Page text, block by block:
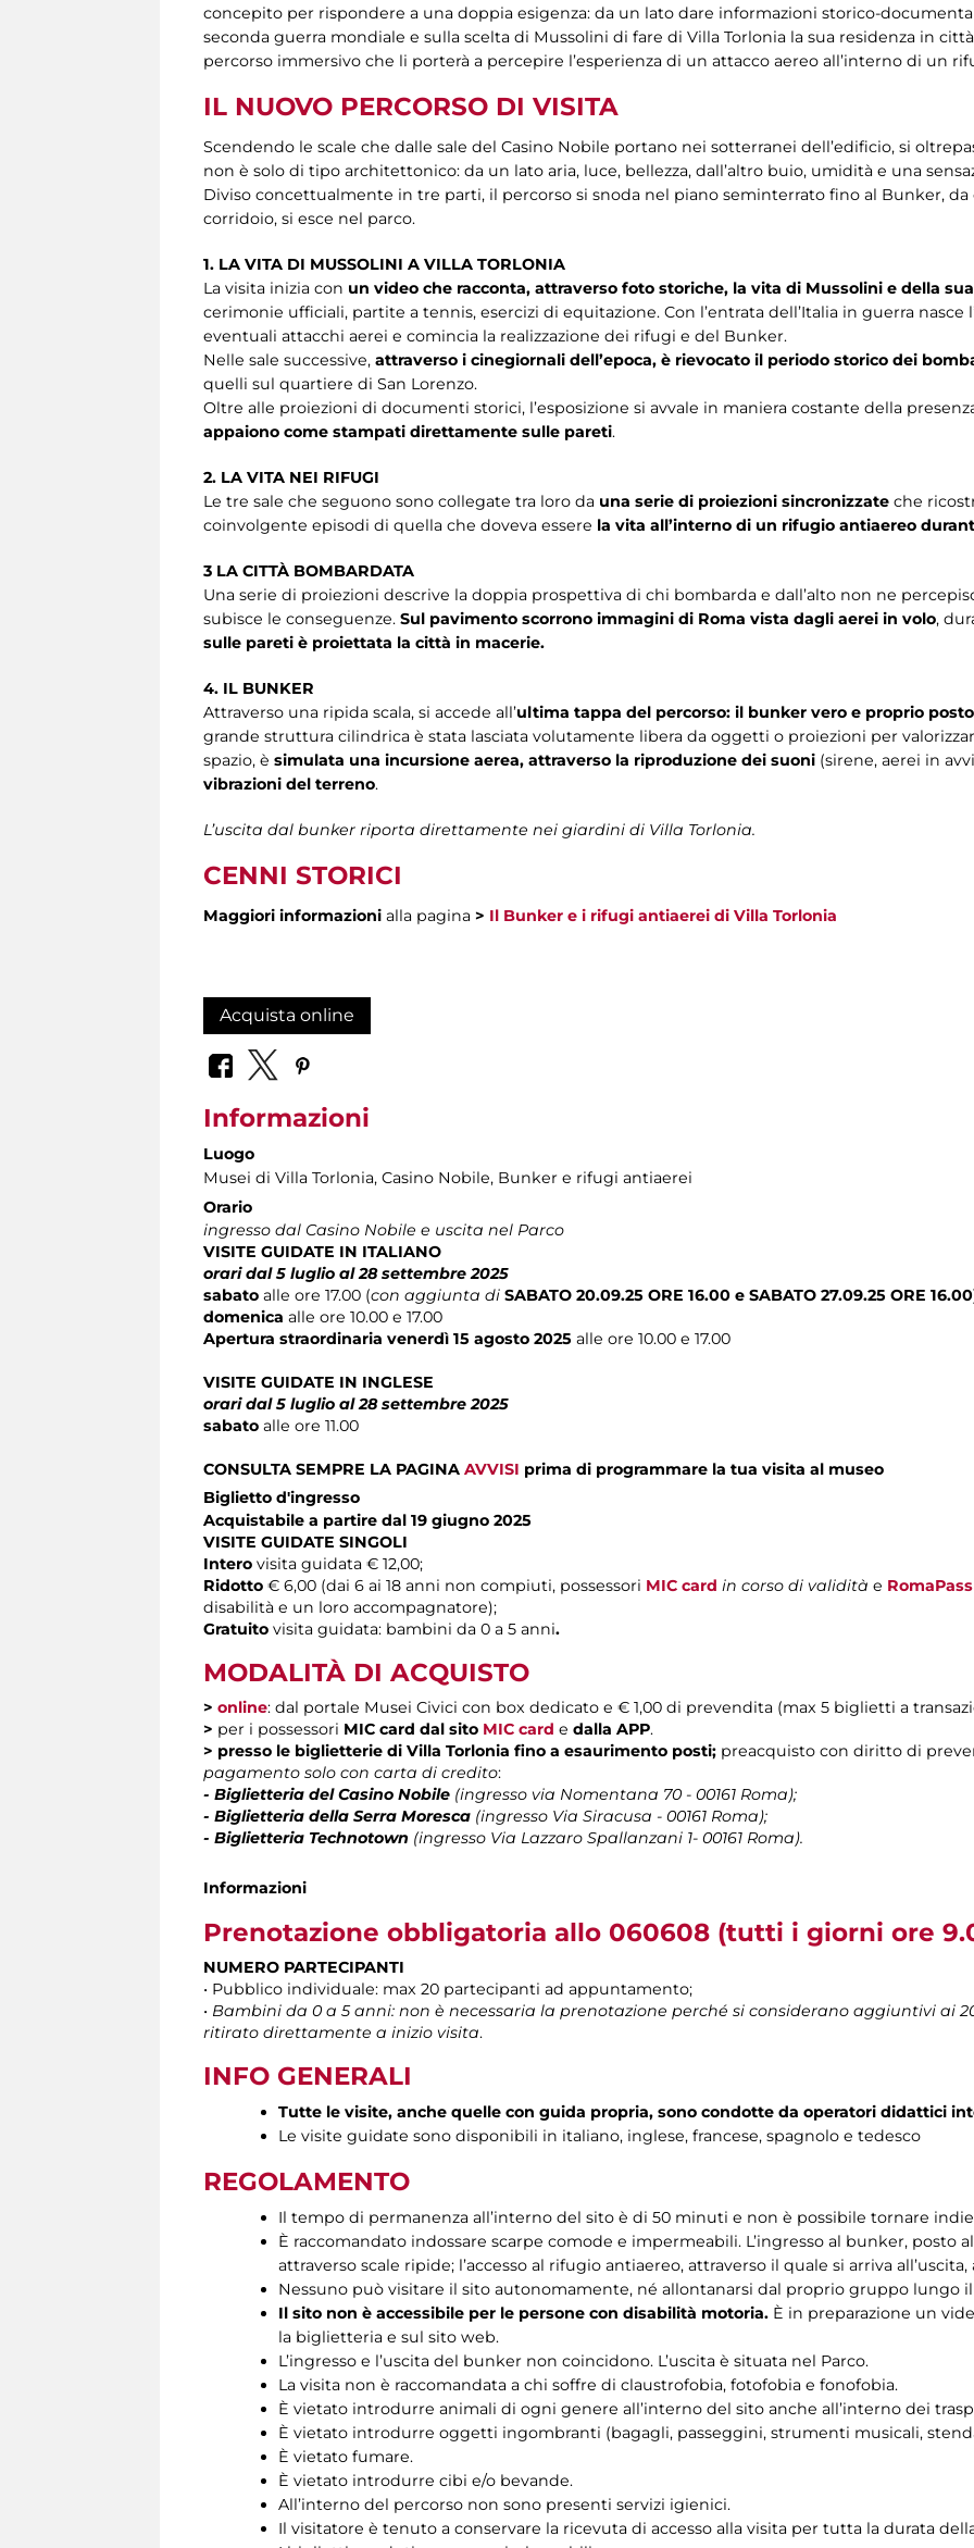
concepito per rispondere a una doppia esigenza: da un lato dare informazioni storico-
seconda guerra mondiale e sulla scelta di Mussolini di fare di Villa Torlonia la sua residenza in
percorso immersivo che li porterà a percepire l’esperienza di un attacco aereo all’interno di un
IL NUOVO PERCORSO DI VISITA
Scendendo le scale che dalle sale del Casino Nobile portano nei sotterranei dell’edificio, si
non è solo di tipo architettonico: da un lato aria, luce, bellezza, dall’altro buio, umidità e una
Diviso concettualmente in tre parti, il percorso si snoda nel piano seminterrato fino al Bunker,
corridoio, si esce nel parco.
1. LA VITA DI MUSSOLINI A VILLA TORLONIA
La visita inizia con un video che racconta, attraverso foto storiche, la vita di Mussolini e della
cerimonie ufficiali, partite a tennis, esercizi di equitazione. Con l’entrata dell’Italia in guerra
eventuali attacchi aerei e comincia la realizzazione dei rifugi e del Bunker.
Nelle sale successive, attraverso i cinegiornali dell’epoca, è rievocato il periodo storico dei
quelli sul quartiere di San Lorenzo.
Oltre alle proiezioni di documenti storici, l’esposizione si avvale in maniera costante della
appaiono come stampati direttamente sulle pareti.
2. LA VITA NEI RIFUGI
Le tre sale che seguono sono collegate tra loro da una serie di proiezioni sincronizzate che
coinvolgente episodi di quella che doveva essere la vita all’interno di un rifugio antiaereo
3 LA CITTÀ BOMBARDATA
Una serie di proiezioni descrive la doppia prospettiva di chi bombarda e dall’alto non ne
subisce le conseguenze. Sul pavimento scorrono immagini di Roma vista dagli aerei in volo,
sulle pareti è proiettata la città in macerie.
4. IL BUNKER
Attraverso una ripida scala, si accede all’ultima tappa del percorso: il bunker vero e proprio
grande struttura cilindrica è stata lasciata volutamente libera da oggetti o proiezioni per
spazio, è simulata una incursione aerea, attraverso la riproduzione dei suoni (sirene, aerei in
vibrazioni del terreno.
L’uscita dal bunker riporta direttamente nei giardini di Villa Torlonia.
CENNI STORICI
Maggiori informazioni alla pagina > Il Bunker e i rifugi antiaerei di Villa Torlonia
Acquista online
Informazioni
Luogo
Musei di Villa Torlonia, Casino Nobile, Bunker e rifugi antiaerei
Orario
ingresso dal Casino Nobile e uscita nel Parco
VISITE GUIDATE IN ITALIANO
orari dal 5 luglio al 28 settembre 2025
sabato alle ore 17.00 (con aggiunta di SABATO 20.09.25 ORE 16.00 e SABATO 27.09.25 ORE
domenica alle ore 10.00 e 17.00
Apertura straordinaria venerdì 15 agosto 2025 alle ore 10.00 e 17.00
VISITE GUIDATE IN INGLESE
orari dal 5 luglio al 28 settembre 2025
sabato alle ore 11.00
CONSULTA SEMPRE LA PAGINA AVVISI prima di programmare la tua visita al museo
Biglietto d'ingresso
Acquistabile a partire dal 19 giugno 2025
VISITE GUIDATE SINGOLI
Intero visita guidata € 12,00;
Ridotto € 6,00 (dai 6 ai 18 anni non compiuti, possessori MIC card in corso di validità e RomaPass
disabilità e un loro accompagnatore);
Gratuito visita guidata: bambini da 0 a 5 anni.
MODALITÀ DI ACQUISTO
> online: dal portale Musei Civici con box dedicato e € 1,00 di prevendita (max 5 biglietti a
> per i possessori MIC card dal sito MIC card e dalla APP.
> presso le biglietterie di Villa Torlonia fino a esaurimento posti; preacquisto con diritto di
pagamento solo con carta di credito:
- Biglietteria del Casino Nobile (ingresso via Nomentana 70 - 00161 Roma);
- Biglietteria della Serra Moresca (ingresso Via Siracusa - 00161 Roma);
- Biglietteria Technotown (ingresso Via Lazzaro Spallanzani 1- 00161 Roma).
Informazioni
Prenotazione obbligatoria allo 060608 (tutti i giorni ore
NUMERO PARTECIPANTI
• Pubblico individuale: max 20 partecipanti ad appuntamento;
• Bambini da 0 a 5 anni: non è necessaria la prenotazione perché si considerano aggiuntivi ai
ritirato direttamente a inizio visita.
INFO GENERALI
Tutte le visite, anche quelle con guida propria, sono condotte da operatori didattici
Le visite guidate sono disponibili in italiano, inglese, francese, spagnolo e tedesco
REGOLAMENTO
Il tempo di permanenza all’interno del sito è di 50 minuti e non è possibile tornare
È raccomandato indossare scarpe comode e impermeabili. L’ingresso al bunker, posto
attraverso scale ripide; l’accesso al rifugio antiaereo, attraverso il quale si arriva
Nessuno può visitare il sito autonomamente, né allontanarsi dal proprio gruppo lungo
Il sito non è accessibile per le persone con disabilità motoria.È in preparazione un
la biglietteria e sul sito web.
L’ingresso e l’uscita del bunker non coincidono. L’uscita è situata nel Parco.
La visita non è raccomandata a chi soffre di claustrofobia, fotofobia e fonofobia.
È vietato introdurre animali di ogni genere all’interno del sito anche all’interno dei
È vietato introdurre oggetti ingombranti (bagagli, passeggini, strumenti musicali,
È vietato fumare.
È vietato introdurre cibi e/o bevande.
All’interno del percorso non sono presenti servizi igienici.
Il visitatore è tenuto a conservare la ricevuta di accesso alla visita per tutta la durata